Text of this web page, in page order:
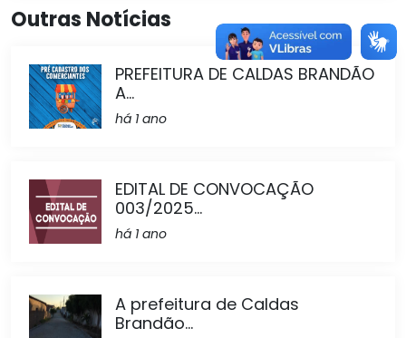
Outras Notícias
PREFEITURA DE CALDAS BRANDÃO
A...
há 1 ano
EDITAL DE CONVOCAÇÃO
003/2025...
há 1 ano
A prefeitura de Caldas
Brandão...